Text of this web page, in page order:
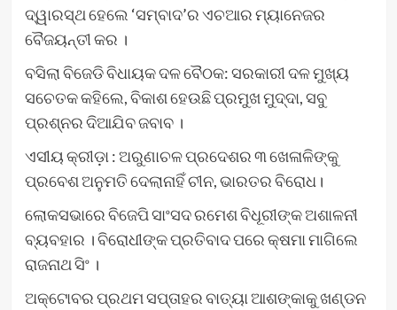
ଦ୍ୱାରସ୍ଥ ହେଲେ ‘ସମ୍ବାଦ’ର ଏଚଆର ମ୍ୟାନେଜର
ବୈଜୟନ୍ତୀ କର ।
ବସିଲା ବିଜେଡି ବିଧାୟକ ଦଳ ବୈଠକ: ସରକାରୀ ଦଳ ମୁଖ୍ୟ
ସଚେତକ କହିଲେ, ବିକାଶ ହେଉଛି ପ୍ରମୁଖ ମୁଦ୍ଦା, ସବୁ
ପ୍ରଶ୍ନର ଦିଆଯିବ ଜବାବ ।
ଏସୀୟ କ୍ରୀଡ଼ା : ଅରୁଣାଚଳ ପ୍ରଦେଶର ୩ ଖେଳାଳିଙ୍କୁ
ପ୍ରବେଶ ଅନୁମତି ଦେଲାନାହିଁ ଚୀନ, ଭାରତର ବିରୋଧ।
ଲୋକସଭାରେ ବିଜେପି ସାଂସଦ ରମେଶ ବିଧୂରୀଙ୍କ ଅଶାଳନୀ
ବ୍ୟବହାର । ବିରୋଧୀଙ୍କ ପ୍ରତିବାଦ ପରେ କ୍ଷମା ମାଗିଲେ
ରାଜନାଥ ସିଂ ।
ଅକ୍ଟୋବର ପ୍ରଥମ ସପ୍ତାହର ବାତ୍ୟା ଆଶଙ୍କାକୁ ଖଣ୍ଡନ